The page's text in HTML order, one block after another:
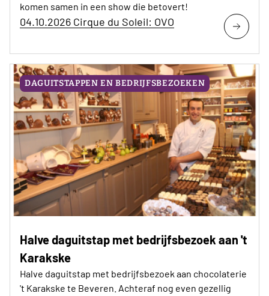
komen samen in een show die betovert!
04.10.2026 Cirque du Soleil: OVO
DAGUITSTAPPEN EN BEDRIJFSBEZOEKEN
Halve daguitstap met bedrijfsbezoek aan 't
Karakske
Halve daguitstap met bedrijfsbezoek aan chocolaterie
't Karakske te Beveren. Achteraf nog even gezellig